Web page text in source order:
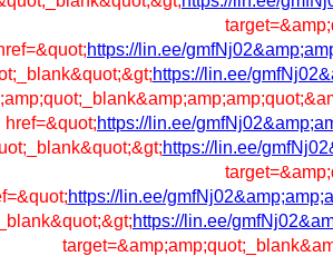
https://lin.ee/
https://lin.ee/
href=&quot;https://lin.ee/
https://lin.ee/
https://lin.ee/
https://lin.ee/